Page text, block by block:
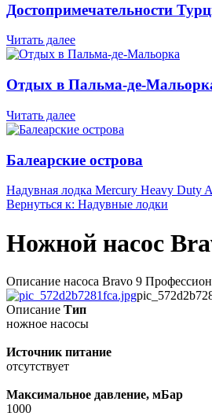
Достопримечательности
Читать далее
Отдых в Пальма-де-
Читать далее
Балеарские острова
Надувная лодка Mercury Heavy Duty
Вернуться к: Надувные лодки
Ножной насос
Описание насоса Bravo 9
Описание Тип
ножное насосы
Источник питание
отсутствует
Максимальное давление, мБар
1000